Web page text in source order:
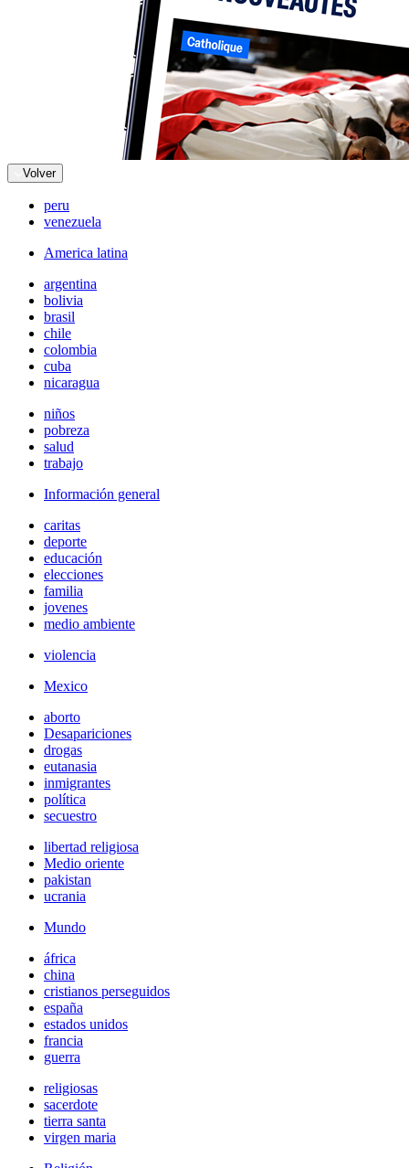
Volver
peru
venezuela
America latina
argentina
bolivia
brasil
chile
colombia
cuba
nicaragua
niños
pobreza
salud
trabajo
Información general
caritas
deporte
educación
elecciones
familia
jovenes
medio ambiente
violencia
Mexico
aborto
Desapariciones
drogas
eutanasia
inmigrantes
política
secuestro
libertad religiosa
Medio oriente
pakistan
ucrania
Mundo
áfrica
china
cristianos perseguidos
españa
estados unidos
francia
guerra
religiosas
sacerdote
tierra santa
virgen maria